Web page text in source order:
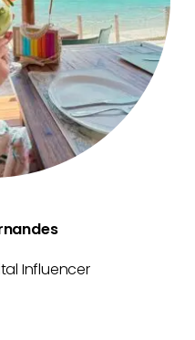
Influencer